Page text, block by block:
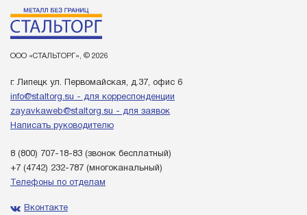
ООО «СТАЛЬТОРГ», © 2026
г. Липецк ул. Первомайская, д.37, офис 6
info@staltorg.su - для корреспонденции
zayavkaweb@staltorg.su - для заявок
Написать руководителю
8 (800) 707-18-83 (звонок бесплатный)
+7 (4742) 232-787 (многоканальный)
Телефоны по отделам
Вконтакте